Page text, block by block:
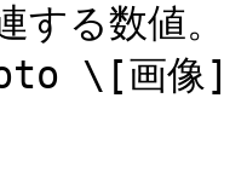
する数値。
\[画像] —